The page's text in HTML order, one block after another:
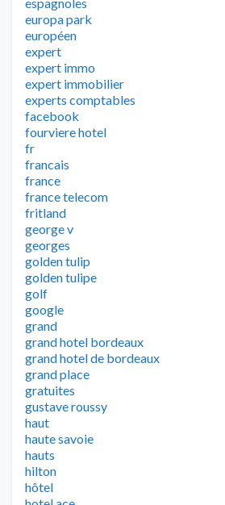
europa park
européen
expert
expert immo
expert immobilier
experts comptables
facebook
fourviere hotel
fr
francais
france
france telecom
fritland
george v
georges
golden tulip
golden tulipe
golf
google
grand
grand hotel bordeaux
grand hotel de bordeaux
grand place
gratuites
gustave roussy
haut
haute savoie
hauts
hilton
hôtel